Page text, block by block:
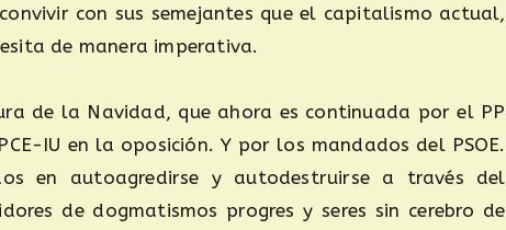
con sus semejantes que el capitalismo actual,
de manera imperativa.
de la Navidad, que ahora es continuada por el PP
IU en la oposición. Y por los mandados del PSOE.
en autoagredirse y autodestruirse a través del
de dogmatismos progres y seres sin cerebro de